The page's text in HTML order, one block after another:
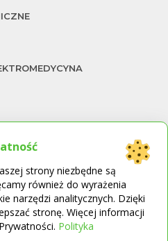
strony niezbędne są
również do wyrażenia
narzędzi analitycznych. Dzięki
stronę. Więcej informacji
Polityka